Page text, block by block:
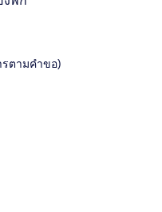
รตามคำขอ)